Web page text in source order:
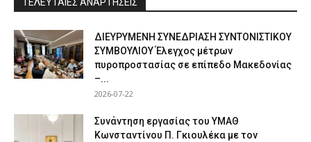
ΔΙΕΥΡΥΜΕΝΗ ΣΥΝΕΔΡΙΑΣΗ ΣΥΝΤΟΝΙΣΤΙΚΟΥ
ΣΥΜΒΟΥΛΙΟΥ Έλεγχος μέτρων
πυροπροστασίας σε επίπεδο Μακεδονίας
–...
2026-07-22
Συνάντηση εργασίας του ΥΜΑΘ
Κωνσταντίνου Π. Γκιουλέκα με τον